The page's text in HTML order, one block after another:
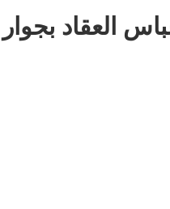
عباس العقاد بجوار